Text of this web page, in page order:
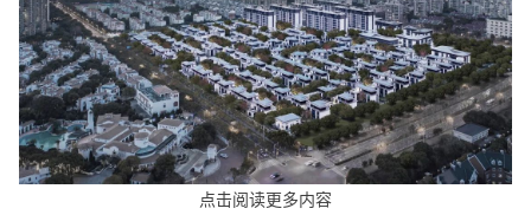
点击阅读更多内容